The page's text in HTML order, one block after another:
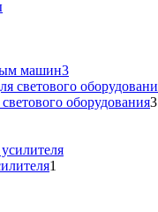
машин3
оборудования3
1